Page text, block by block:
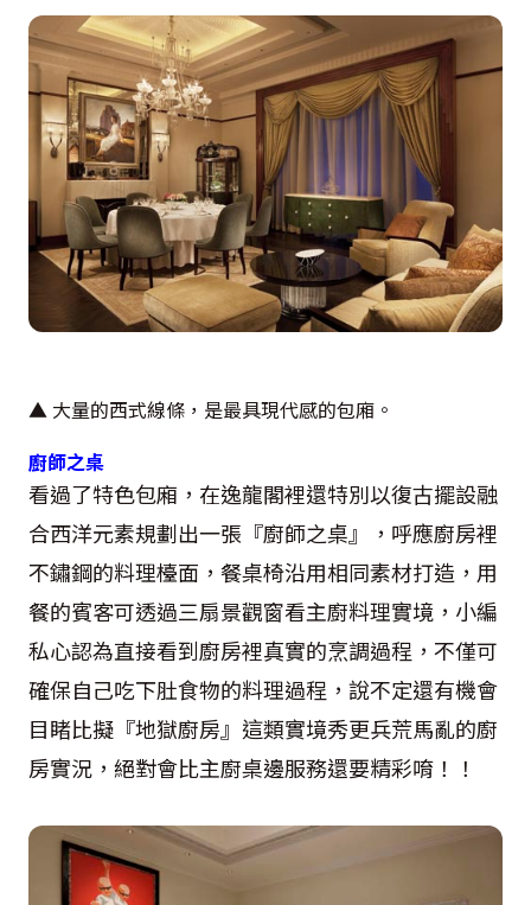
▲ 大量的西式線條，是最具現代感的包廂。
廚師之桌
看過了特色包廂，在逸龍閣裡還特別以復古擺設融
合西洋元素規劃出一張『廚師之桌』，呼應廚房裡
不鏽鋼的料理檯面，餐桌椅沿用相同素材打造，用
餐的賓客可透過三扇景觀窗看主廚料理實境，小編
私心認為直接看到廚房裡真實的烹調過程，不僅可
確保自己吃下肚食物的料理過程，說不定還有機會
目睹比擬『地獄廚房』這類實境秀更兵荒馬亂的廚
房實況，絕對會比主廚桌邊服務還要精彩唷！！